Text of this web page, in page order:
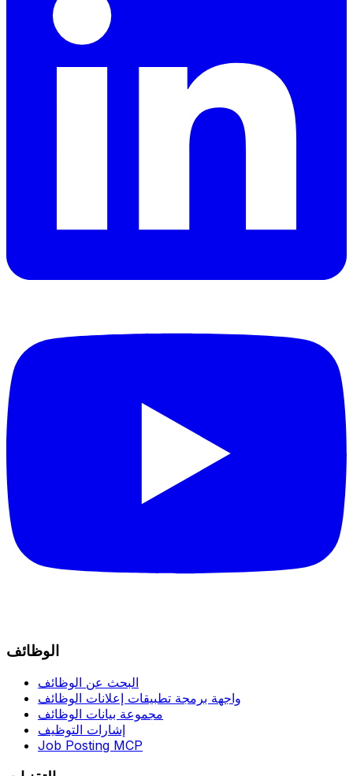
الوظائف
البحث عن الوظائف
واجهة برمجة تطبيقات إعلانات الوظائف
مجموعة بيانات الوظائف
إشارات التوظيف
Job Posting MCP